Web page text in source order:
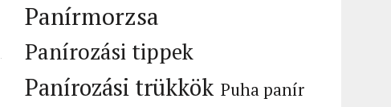
Panírmorzsa
Panírozási tippek
Panírozási trükkök Puha panír